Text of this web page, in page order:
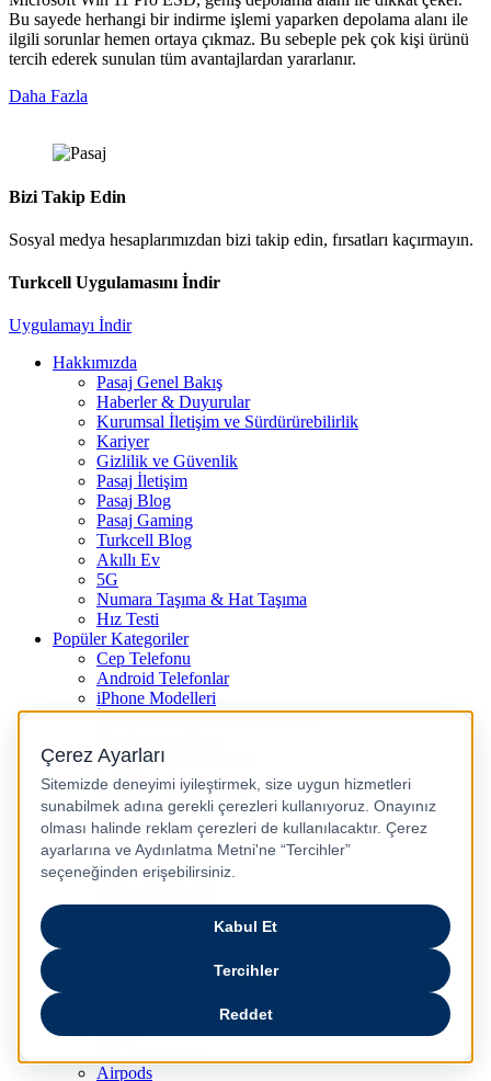
Bu sayede herhangi bir indirme işlemi yaparken depolama alanı ile
ilgili sorunlar hemen ortaya çıkmaz. Bu sebeple pek çok kişi ürünü
tercih ederek sunulan tüm avantajlardan yararlanır.
Daha Fazla
Bizi Takip Edin
Sosyal medya hesaplarımızdan bizi takip edin, fırsatları kaçırmayın.
Turkcell Uygulamasını İndir
Uygulamayı İndir
Hakkımızda
Pasaj Genel Bakış
Haberler & Duyurular
Kurumsal İletişim ve Sürdürürebilirlik
Kariyer
Gizlilik ve Güvenlik
Pasaj İletişim
Pasaj Blog
Pasaj Gaming
Turkcell Blog
Akıllı Ev
5G
Numara Taşıma & Hat Taşıma
Hız Testi
Popüler Kategoriler
Cep Telefonu
Android Telefonlar
iPhone Modelleri
İkinci El / Yenilenmiş Telefonlar
5G Uyumlu Telefonlar
Akıllı Saatler
Bluetooth Kulaklıklar
Tabletler
Laptop
Oyun Bilgisayarları
Dikey Süpürgeler
Kettle
Airpods